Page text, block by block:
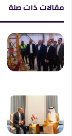
مقالات ذات صلة